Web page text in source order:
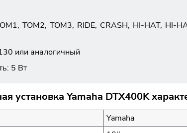
TOM2, TOM3, RIDE, CRASH, HI-HAT,
или аналогичный
5 Вт
установка Yamaha DTX400K
Yamaha